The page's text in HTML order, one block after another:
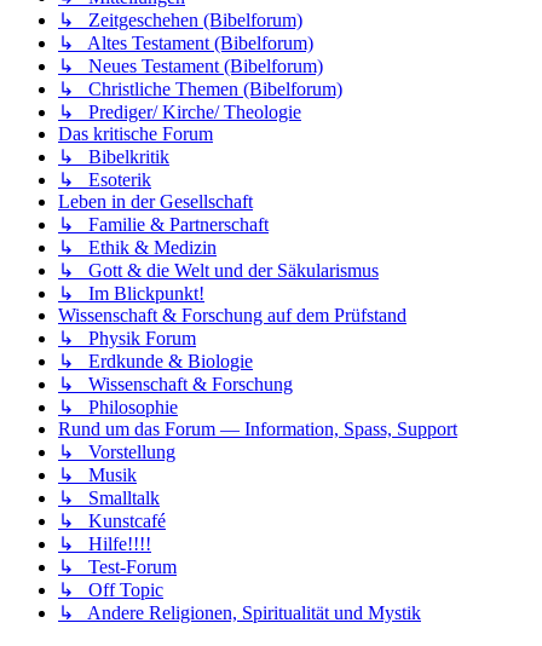
↳ Zeitgeschehen (Bibelforum)
↳ Altes Testament (Bibelforum)
↳ Neues Testament (Bibelforum)
↳ Christliche Themen (Bibelforum)
↳ Prediger/ Kirche/ Theologie
Das kritische Forum
↳ Bibelkritik
↳ Esoterik
Leben in der Gesellschaft
↳ Familie & Partnerschaft
↳ Ethik & Medizin
↳ Gott & die Welt und der Säkularismus
↳ Im Blickpunkt!
Wissenschaft & Forschung auf dem Prüfstand
↳ Physik Forum
↳ Erdkunde & Biologie
↳ Wissenschaft & Forschung
↳ Philosophie
Rund um das Forum — Information, Spass, Support
↳ Vorstellung
↳ Musik
↳ Smalltalk
↳ Kunstcafé
↳ Hilfe!!!!
↳ Test-Forum
↳ Off Topic
↳ Andere Religionen, Spiritualität und Mystik